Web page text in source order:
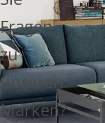
Fragen
zu
unseren
Marken?